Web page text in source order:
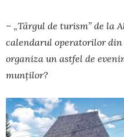
– „Târgul de turism” de la
calendarul operatorilor din
organiza un astfel de
munților?